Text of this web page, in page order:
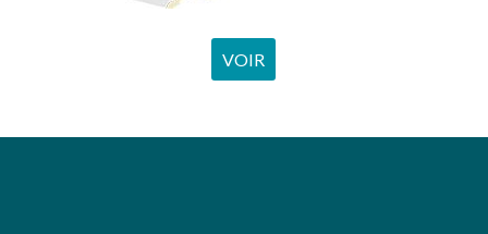
VOIR